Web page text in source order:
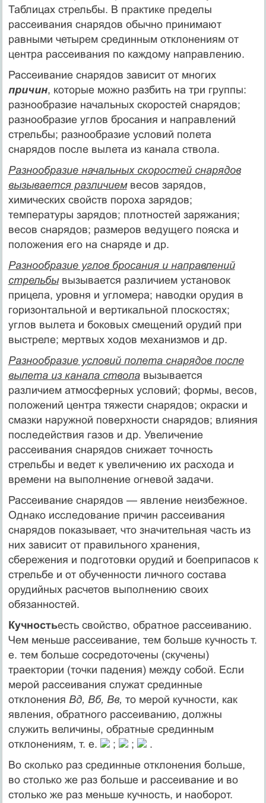
Таблицах стрельбы. В практике пределы
рассеивания снарядов обычно принимают
равными четырем срединным отклонениям от
центра рассеивания по каждому направлению.
Рассеивание снарядов зависит от многих
причин, которые можно разбить на три группы:
разнообразие начальных скоростей снарядов;
разнообразие углов бросания и направлений
стрельбы; разнообразие условий полета
снарядов после вылета из канала ствола.
Разнообразие начальных скоростей снарядов
вызывается различиемвесов зарядов,
химических свойств пороха зарядов;
температуры зарядов; плотностей заряжания;
весов снарядов; размеров ведущего пояска и
положения его на снаряде и др.
Разнообразие углов бросания и направлений
стрельбывызывается различием установок
прицела, уровня и угломера; наводки орудия в
горизонтальной и вертикальной плоскостях;
углов вылета и боковых смещений орудий при
выстреле; мертвых ходов механизмов и др.
Разнообразие условий полета снарядов после
вылета из канала стволавызывается
различием атмосферных условий; формы, весов,
положений центра тяжести снарядов; окраски и
смазки наружной поверхности снарядов; влияния
последействия газов и др. Увеличение
рассеивания снарядов снижает точность
стрельбы и ведет к увеличению их расхода и
времени на выполнение огневой задачи.
Рассеивание снарядов — явление неизбежное.
Однако исследование причин рассеивания
снарядов показывает, что значительная часть из
них зависит от правильного хранения,
сбережения и подготовки орудий и боеприпасов к
стрельбе и от обученности личного состава
орудийных расчетов выполнению своих
обязанностей.
Кучностьесть свойство, обратное рассеиванию.
Чем меньше рассеивание, тем больше кучность т.
е. тем больше сосредоточены (скучены)
траектории (точки падения) между собой. Если
мерой рассеивания служат срединные
отклонения Вд, Вб, Вв, то мерой кучности, как
явления, обратного рассеиванию, должны
служить величины, обратные срединным
отклонениям, т. е.
; ;
.
Во сколько раз срединные отклонения больше,
во столько же раз больше и рассеивание и во
столько же раз меньше кучность, и наоборот.